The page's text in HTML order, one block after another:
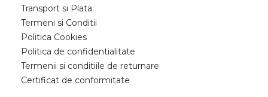
Transport si Plata
Termeni si Conditii
Politica Cookies
Politica de confidentialitate
Termenii si conditiile de returnare
Certificat de conformitate